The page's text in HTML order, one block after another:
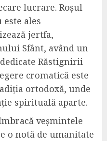
lucrare. Roșul
ales
jertfa,
Sfânt, având un
Răstignirii
cromatică este
ortodoxă, unde
spirituală aparte.
veșmintele
o notă de umanitate